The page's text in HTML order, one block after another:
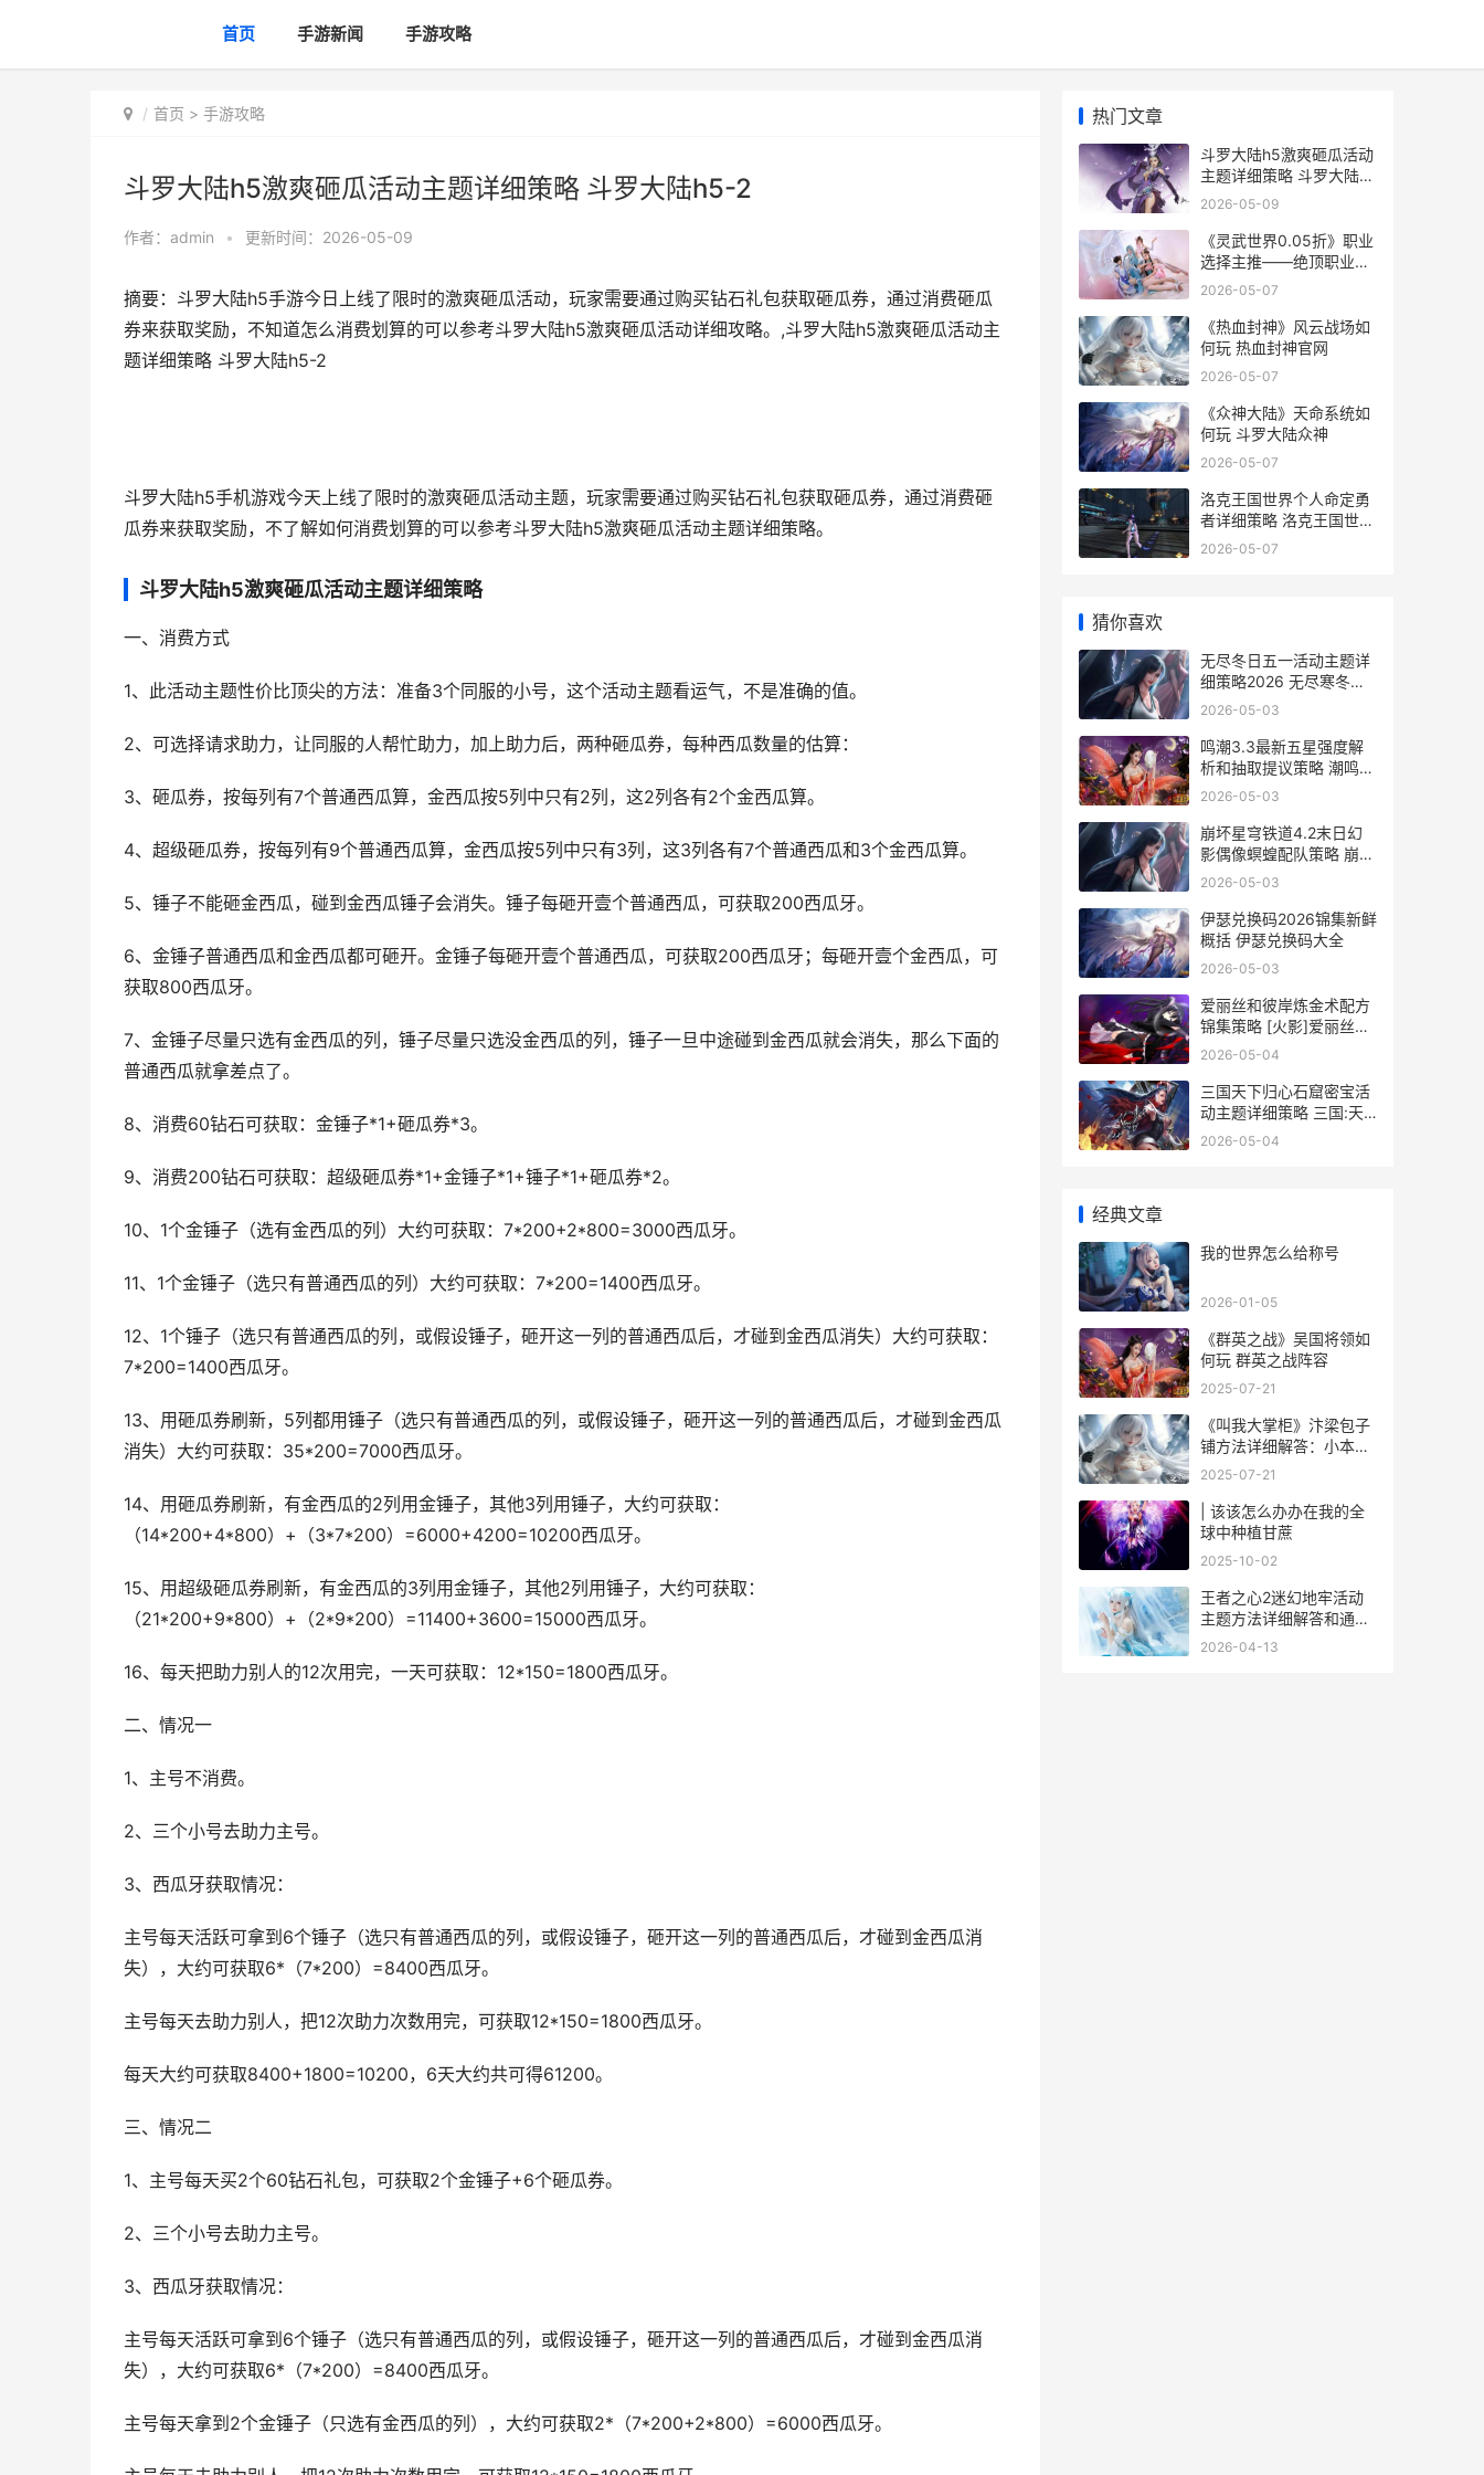
首页 手游新闻 手游攻略
首页 > 手游攻略
斗罗大陆h5激爽砸瓜活动主题详细策略 斗罗大陆h5-2
作者： admin • 更新时间：2026-05-09
摘要：斗罗大陆h5手游今日上线了限时的激爽砸瓜活动，玩家需要通过购买钻石礼包获取砸瓜券，通过消费砸瓜
券来获取奖励，不知道怎么消费划算的可以参考斗罗大陆h5激爽砸瓜活动详细攻略。,斗罗大陆h5激爽砸瓜活动主
题详细策略 斗罗大陆h5-2
斗罗大陆h5手机游戏今天上线了限时的激爽砸瓜活动主题，玩家需要通过购买钻石礼包获取砸瓜券，通过消费砸
瓜券来获取奖励，不了解如何消费划算的可以参考斗罗大陆h5激爽砸瓜活动主题详细策略。
斗罗大陆h5激爽砸瓜活动主题详细策略
一、消费方式
1、此活动主题性价比顶尖的方法：准备3个同服的小号，这个活动主题看运气，不是准确的值。
2、可选择请求助力，让同服的人帮忙助力，加上助力后，两种砸瓜券，每种西瓜数量的估算：
3、砸瓜券，按每列有7个普通西瓜算，金西瓜按5列中只有2列，这2列各有2个金西瓜算。
4、超级砸瓜券，按每列有9个普通西瓜算，金西瓜按5列中只有3列，这3列各有7个普通西瓜和3个金西瓜算。
5、锤子不能砸金西瓜，碰到金西瓜锤子会消失。锤子每砸开壹个普通西瓜，可获取200西瓜牙。
6、金锤子普通西瓜和金西瓜都可砸开。金锤子每砸开壹个普通西瓜，可获取200西瓜牙；每砸开壹个金西瓜，可
获取800西瓜牙。
7、金锤子尽量只选有金西瓜的列，锤子尽量只选没金西瓜的列，锤子一旦中途碰到金西瓜就会消失，那么下面的
普通西瓜就拿差点了。
8、消费60钻石可获取：金锤子*1+砸瓜券*3。
9、消费200钻石可获取：超级砸瓜券*1+金锤子*1+锤子*1+砸瓜券*2。
10、1个金锤子（选有金西瓜的列）大约可获取：7*200+2*800=3000西瓜牙。
11、1个金锤子（选只有普通西瓜的列）大约可获取：7*200=1400西瓜牙。
12、1个锤子（选只有普通西瓜的列，或假设锤子，砸开这一列的普通西瓜后，才碰到金西瓜消失）大约可获取：
7*200=1400西瓜牙。
13、用砸瓜券刷新，5列都用锤子（选只有普通西瓜的列，或假设锤子，砸开这一列的普通西瓜后，才碰到金西瓜
消失）大约可获取：35*200=7000西瓜牙。
14、用砸瓜券刷新，有金西瓜的2列用金锤子，其他3列用锤子，大约可获取：
（14*200+4*800）+（3*7*200）=6000+4200=10200西瓜牙。
15、用超级砸瓜券刷新，有金西瓜的3列用金锤子，其他2列用锤子，大约可获取：
（21*200+9*800）+（2*9*200）=11400+3600=15000西瓜牙。
16、每天把助力别人的12次用完，一天可获取：12*150=1800西瓜牙。
二、情况一
1、主号不消费。
2、三个小号去助力主号。
3、西瓜牙获取情况：
主号每天活跃可拿到6个锤子（选只有普通西瓜的列，或假设锤子，砸开这一列的普通西瓜后，才碰到金西瓜消
失），大约可获取6*（7*200）=8400西瓜牙。
主号每天去助力别人，把12次助力次数用完，可获取12*150=1800西瓜牙。
每天大约可获取8400+1800=10200，6天大约共可得61200。
三、情况二
1、主号每天买2个60钻石礼包，可获取2个金锤子+6个砸瓜券。
2、三个小号去助力主号。
3、西瓜牙获取情况：
主号每天活跃可拿到6个锤子（选只有普通西瓜的列，或假设锤子，砸开这一列的普通西瓜后，才碰到金西瓜消
失），大约可获取6*（7*200）=8400西瓜牙。
主号每天拿到2个金锤子（只选有金西瓜的列），大约可获取2*（7*200+2*800）=6000西瓜牙。
热门文章
斗罗大陆h5激爽砸瓜活动
主题详细策略 斗罗大陆
h5-2
2026-05-09
《灵武世界0.05折》职业
选择主推——绝顶职业概
括 灵武世界礼包码
2026-05-07
《热血封神》风云战场如
何玩 热血封神官网
2026-05-07
《众神大陆》天命系统如
何玩 斗罗大陆众神
2026-05-07
洛克王国世界个人命定勇
者详细策略 洛克王国世界
怎么加好友的
2026-05-07
猜你喜欢
无尽冬日五一活动主题详
细策略2026 无尽寒冬手
游攻略
2026-05-03
鸣潮3.3最新五星强度解
析和抽取提议策略 潮鸣原
版
2026-05-03
崩坏星穹铁道4.2末日幻
影偶像螟蝗配队策略 崩坏
星穹铁道4.2版本活动信
2026-05-03
伊瑟兑换码2026锦集新鲜
概括 伊瑟兑换码大全
2026-05-03
爱丽丝和彼岸炼金术配方
锦集策略 [火影]爱丽丝与
彼岸
2026-05-04
三国天下归心石窟密宝活
动主题详细策略 三国:天
下归心
2026-05-04
经典文章
我的世界怎么给称号
2026-01-05
《群英之战》吴国将领如
何玩 群英之战阵容
2025-07-21
《叫我大掌柜》汴梁包子
铺方法详细解答：小本生
意也能日赚斗金 叫我大掌
2025-07-21
| 该该怎么办办在我的全
球中种植甘蔗
2025-10-02
王者之心2迷幻地牢活动
主题方法详细解答和通关
诀窍 王者之心攻略
2026-04-13